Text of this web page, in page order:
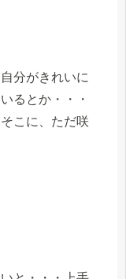
分がきれいに
るとか・・・
こに、ただ咲